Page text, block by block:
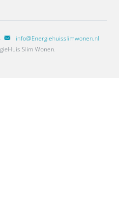
Slim Wonen.
info@Energiehuisslimwonen.nl